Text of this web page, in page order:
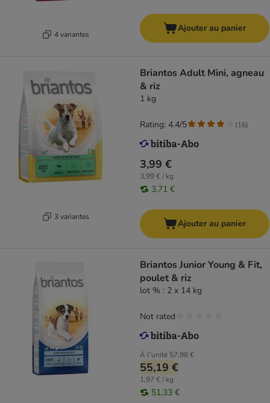
4 variantes
Ajouter au panier
3 variantes
Briantos Adult Mini, agneau
& riz
1 kg
3,99 €
3,99 € / kg
3,71 €
Rating: 4.4/5 (16)
Ajouter au panier
Briantos Junior Young & Fit,
poulet & riz
lot % : 2 x 14 kg
À l'unité 57,98 €
55,19 €
1,97 € / kg
51,33 €
Not rated